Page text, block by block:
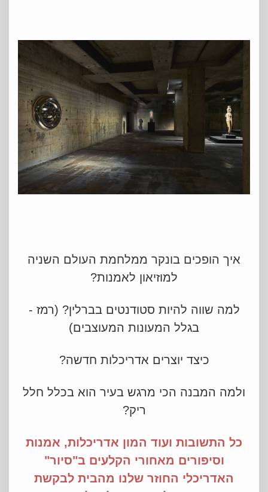
איך הופכים בונקר ממלחמת העולם השניה
למוזיאון לאמנות?
למה שווה להיות סטודנטים בברלין? (רמז -
בגלל המעונות המעוצבים)
כיצד יוצרים אדריכלות חדשה?
ולמה המבנה הכי מרגש בעיר הוא בכלל חלל
ריק?
כל התשובות ועוד המון אדריכלות, אמנות
וסיפורים מאחורי הקלעים ב"סיור"
האדריכלי החוזר שלנו מהבית לבקשת